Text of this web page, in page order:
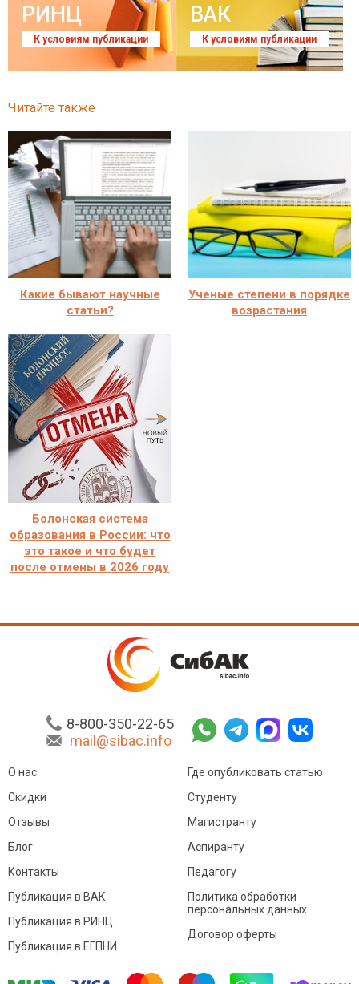
РИНЦ
К условиям публикации
ВАК
К условиям публикации
Читайте также
Какие бывают научные
статьи?
Ученые степени в порядке
возрастания
Болонская система
образования в России: что
это такое и что будет
после отмены в 2026 году
8-800-350-22-65
mail@sibac.info
О нас
Скидки
Отзывы
Блог
Контакты
Где опубликовать статью
Студенту
Магистранту
Аспиранту
Педагогу
Публикация в ВАК
Публикация в РИНЦ
Публикация в ЕГПНИ
Политика обработки
персональных данных
Договор оферты